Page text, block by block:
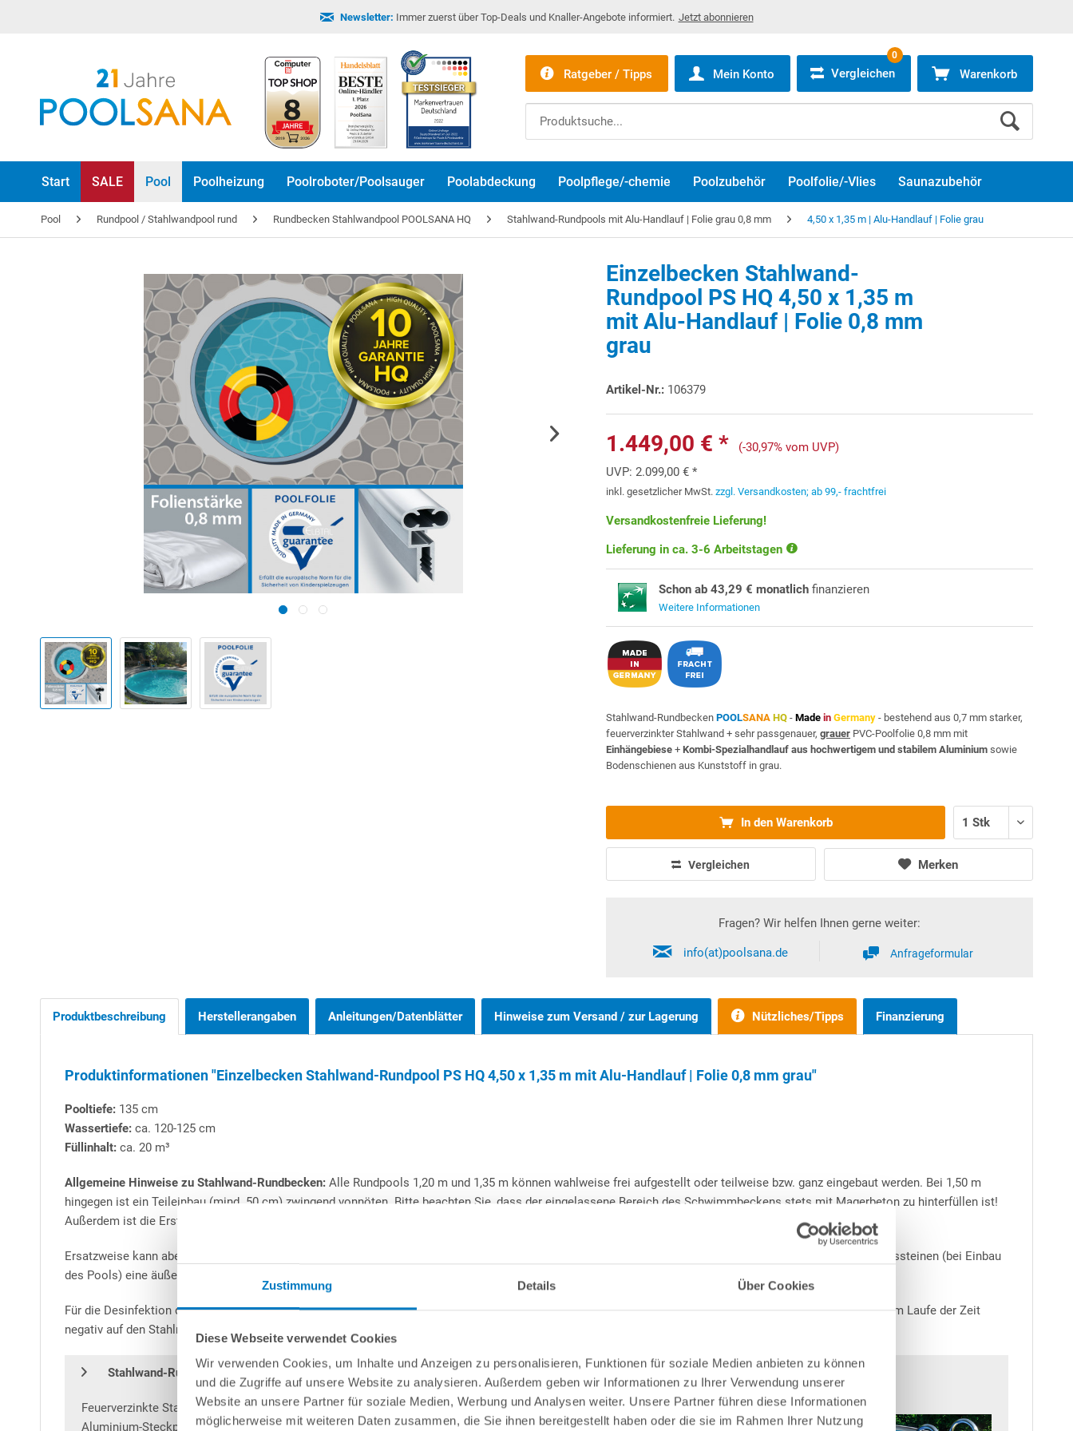
Zustimmung Details Über Cookies
Diese Webseite verwendet Cookies
Wir verwenden Cookies, um Inhalte und Anzeigen zu personalisieren, Funktionen für soziale Medien anbieten zu können
und die Zugriffe auf unsere Website zu analysieren. Außerdem geben wir Informationen zu Ihrer Verwendung unserer
Website an unsere Partner für soziale Medien, Werbung und Analysen weiter. Unsere Partner führen diese Informationen
möglicherweise mit weiteren Daten zusammen, die Sie ihnen bereitgestellt haben oder die sie im Rahmen Ihrer Nutzung
Newsletter: Immer zuerst über Top-Deals und Knaller-Angebote informiert. Jetzt abonnieren
Ratgeber / Tipps Mein Konto Vergleichen
0
Warenkorb
Start SALE Pool Poolheizung Poolroboter/Poolsauger Poolabdeckung Poolpflege/-chemie Poolzubehör Poolfolie/-Vlies Saunazubehör
Pool Rundpool / Stahlwandpool rund Rundbecken Stahlwandpool POOLSANA HQ Stahlwand-Rundpools mit Alu-Handlauf | Folie grau 0,8 mm 4,50 x 1,35 m | Alu-Handlauf | Folie grau
Einzelbecken Stahlwand-
Rundpool PS HQ 4,50 x 1,35 m
mit Alu-Handlauf | Folie 0,8 mm
grau
Artikel-Nr.: 106379
1.449,00 € *
(-30,97% vom UVP)
UVP:2.099,00 € *
inkl. gesetzlicher MwSt.zzgl. Versandkosten; ab 99,- frachtfrei
Versandkostenfreie Lieferung!
Lieferung in ca. 3-6 Arbeitstagen
Schon ab 43,29 € monatlich finanzieren
Weitere Informationen
Stahlwand-RundbeckenPOOLSANA HQ -Made in Germany - bestehend aus 0,7 mm starker,
feuerverzinkter Stahlwand + sehr passgenauer,grauer PVC-Poolfolie 0,8 mm mit
Einhängebiese +Kombi-Spezialhandlauf aus hochwertigem und stabilem Aluminium sowie
Bodenschienen aus Kunststoff in grau.
In den Warenkorb
Vergleichen Merken
Fragen? Wir helfen Ihnen gerne weiter:
info(at)poolsana.de Anfrageformular
Produktbeschreibung Finanzierung
Herstellerangaben Anleitungen/Datenblätter Hinweise zum Versand / zur Lagerung Nützliches/Tipps
Produktinformationen "Einzelbecken Stahlwand-Rundpool PS HQ 4,50 x 1,35 m mit Alu-Handlauf | Folie 0,8 mm grau"
Pooltiefe: 135 cm
Wassertiefe: ca. 120-125 cm
Füllinhalt: ca. 20 m³
Allgemeine Hinweise zu Stahlwand-Rundbecken: Alle Rundpools 1,20 m und 1,35 m können wahlweise frei aufgestellt oder teilweise bzw. ganz eingebaut werden. Bei 1,50 m
hingegen ist ein Teileinbau (mind. 50 cm) zwingend vonnöten. Bitte beachten Sie, dass der eingelassene Bereich des Schwimmbeckens stets mit Magerbeton zu hinterfüllen ist!
Außerdem ist die Erstellung einer Beton-Bodenplatte - unabhängig von der Poolgröße sowie auch von der Aufstellvariante - immer zu empfehlen.
Ersatzweise kann aber auch das patentierte
verwendet werden, das mit seinen aus Hartschaum bestehenden Bodenplatten sowie Schalungssteinen (bei Einbau
des Pools) eine äußerst zeitsparende Alternative zum Beton bietet.
Für die Desinfektion des Poolwassers empfehlen wir die Verwendung von Mitteln auf Chlor- oder Aktivsauerstoffbasis. Von Salz ist abzuraten, da dies sich im Laufe der Zeit
negativ auf den Stahlmantel auswirken könnte.
Stahlwand-Rundbecken HighQualitymit Alu-KombihandlaufMade in Germany
Feuerverzinkte Stahlwand mit 0,7 mm Stärke, innen schutzlackiert, außen polyesterbeschichtet. Mit passgenauem
Aluminium-Steckprofil für die schnelle Verbindung der Stahlwandenden. Ausschnitte für 1 Skimmer und 1 Düse